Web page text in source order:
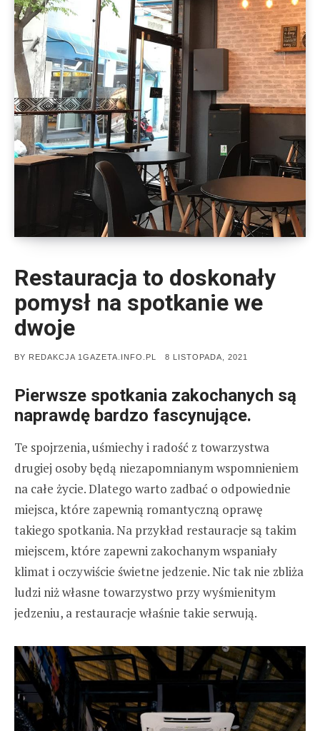
Restauracja to doskonały
pomysł na spotkanie we
dwoje
BY REDAKCJA 1GAZETA.INFO.PL
POSTED
8 LISTOPADA, 2021
Pierwsze spotkania zakochanych są
naprawdę bardzo fascynujące.
Te spojrzenia, uśmiechy i radość z towarzystwa
drugiej osoby będą niezapomnianym wspomnieniem
na całe życie. Dlatego warto zadbać o odpowiednie
miejsca, które zapewnią romantyczną oprawę
takiego spotkania. Na przykład restauracje są takim
miejscem, które zapewni zakochanym wspaniały
klimat i oczywiście świetne jedzenie. Nic tak nie zbliża
ludzi niż własne towarzystwo przy wyśmienitym
jedzeniu, a restauracje właśnie takie serwują.